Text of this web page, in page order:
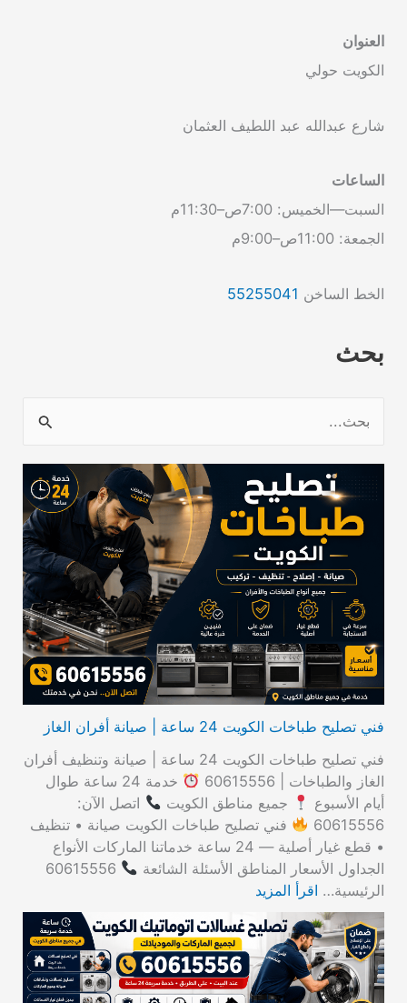
العنوان
الكويت حولي
شارع عبدالله عبد اللطيف العثمان
الساعات
السبت—الخميس: 7:00ص–11:30م
الجمعة: 11:00ص–9:00م
الخط الساخن 55255041
بحث
فني تصليح طباخات الكويت 24 ساعة | صيانة أفران الغاز
فني تصليح طباخات الكويت 24 ساعة | صيانة وتنظيف أفران
الغاز والطباخات | 60615556
خدمة 24 ساعة طوال
أيام الأسبوع
جميع مناطق الكويت
اتصل الآن:
60615556
فني تصليح طباخات الكويت صيانة • تنظيف
• قطع غيار أصلية — 24 ساعة خدماتنا الماركات الأنواع
الجداول الأسعار المناطق الأسئلة الشائعة
60615556
الرئيسية… اقرأ المزيد